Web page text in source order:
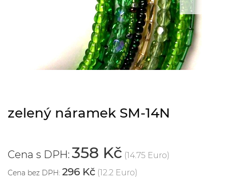
zelený náramek SM-14N
Cena s DPH: 358 Kč (14.75 Euro)
Cena bez DPH: 296 Kč (12.2 Euro)